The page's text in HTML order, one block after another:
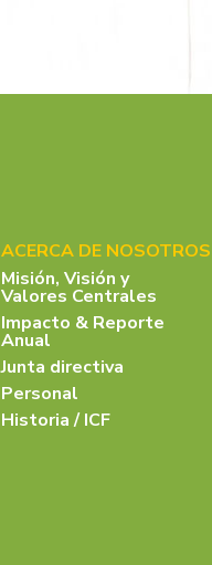
ACERCA DE NOSOTROS
Misión, Visión y
Valores Centrales
Impacto & Reporte
Anual
Junta directiva
Personal
Historia / ICF